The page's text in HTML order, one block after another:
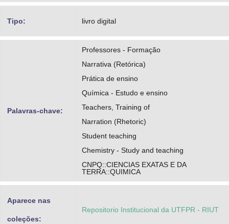
Tipo: livro digital
Palavras-chave:
Professores - Formação
Narrativa (Retórica)
Prática de ensino
Química - Estudo e ensino
Teachers, Training of
Narration (Rhetoric)
Student teaching
Chemistry - Study and teaching
CNPQ::CIENCIAS EXATAS E DA
TERRA::QUIMICA
Aparece nas
coleções:
Repositorio Institucional da UTFPR - RIUT